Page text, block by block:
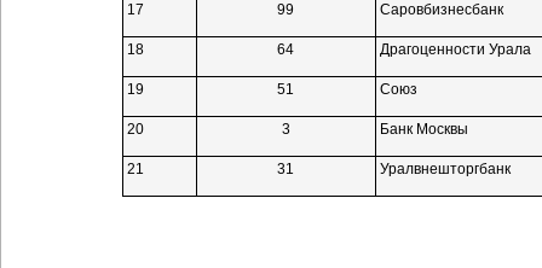
17 99 Саровбизнесбанк
18 64 Драгоценности Урала
19 51 Союз
20 3 Банк Москвы
21 31 Уралвнешторгбанк